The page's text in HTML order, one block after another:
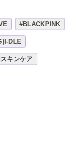
#BLACKPINK
DLE
キンケア